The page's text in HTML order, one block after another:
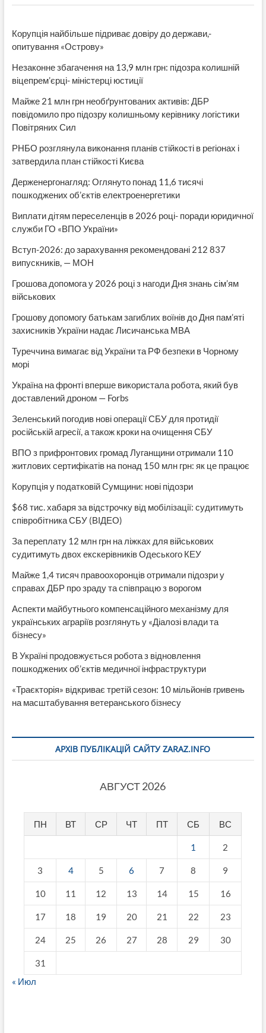
Корупція найбільше підриває довіру до держави,-
опитування «Острову»
Незаконне збагачення на 13,9 млн грн: підозра колишній
віцепрем’єрці- міністерці юстиції
Майже 21 млн грн необґрунтованих активів: ДБР
повідомило про підозру колишньому керівнику логістики
Повітряних Сил
РНБО розглянула виконання планів стійкості в регіонах і
затвердила план стійкості Києва
Держенергонагляд: Оглянуто понад 11,6 тисячі
пошкоджених об’єктів електроенергетики
Виплати дітям переселенців в 2026 році- поради юридичної
служби ГО «ВПО України»
Вступ-2026: до зарахування рекомендовані 212 837
випускників, — МОН
Грошова допомога у 2026 році з нагоди Дня знань сім’ям
військових
Грошову допомогу батькам загиблих воїнів до Дня пам’яті
захисників України надає Лисичанська МВА
Туреччина вимагає від України та РФ безпеки в Чорному
морі
Україна на фронті вперше використала робота, який був
доставлений дроном — Forbs
Зеленський погодив нові операції СБУ для протидії
російській агресії, а також кроки на очищення СБУ
ВПО з прифронтових громад Луганщини отримали 110
житлових сертифікатів на понад 150 млн грн: як це працює
Корупція у податковій Сумщини: нові підозри
$68 тис. хабаря за відстрочку від мобілізації: судитимуть
співробітника СБУ (ВІДЕО)
За переплату 12 млн грн на ліжках для військових
судитимуть двох екскерівників Одеського КЕУ
Майже 1,4 тисяч правоохоронців отримали підозри у
справах ДБР про зраду та співпрацю з ворогом
Аспекти майбутнього компенсаційного механізму для
українських аграріїв розглянуть у «Діалозі влади та
бізнесу»
В Україні продовжується робота з відновлення
пошкоджених об’єктів медичної інфраструктури
«Траєкторія» відкриває третій сезон: 10 мільйонів гривень
на масштабування ветеранського бізнесу
АРХІВ ПУБЛІКАЦІЙ САЙТУ ZARAZ.INFO
АВГУСТ 2026
ПН ВТ СР ЧТ ПТ СБ ВС
1 2
3 4 5 6 7 8 9
10 11 12 13 14 15 16
17 18 19 20 21 22 23
24 25 26 27 28 29 30
31
« Июл